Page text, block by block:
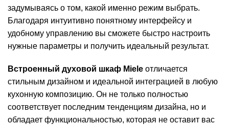
задумываясь о том, какой именно режим выбрать.
Благодаря интуитивно понятному интерфейсу и
удобному управлению вы сможете быстро настроить
нужные параметры и получить идеальный результат.
Встроенный духовой шкаф Miele отличается
стильным дизайном и идеальной интеграцией в любую
кухонную композицию. Он не только полностью
соответствует последним тенденциям дизайна, но и
обладает функциональностью, которая не оставит вас